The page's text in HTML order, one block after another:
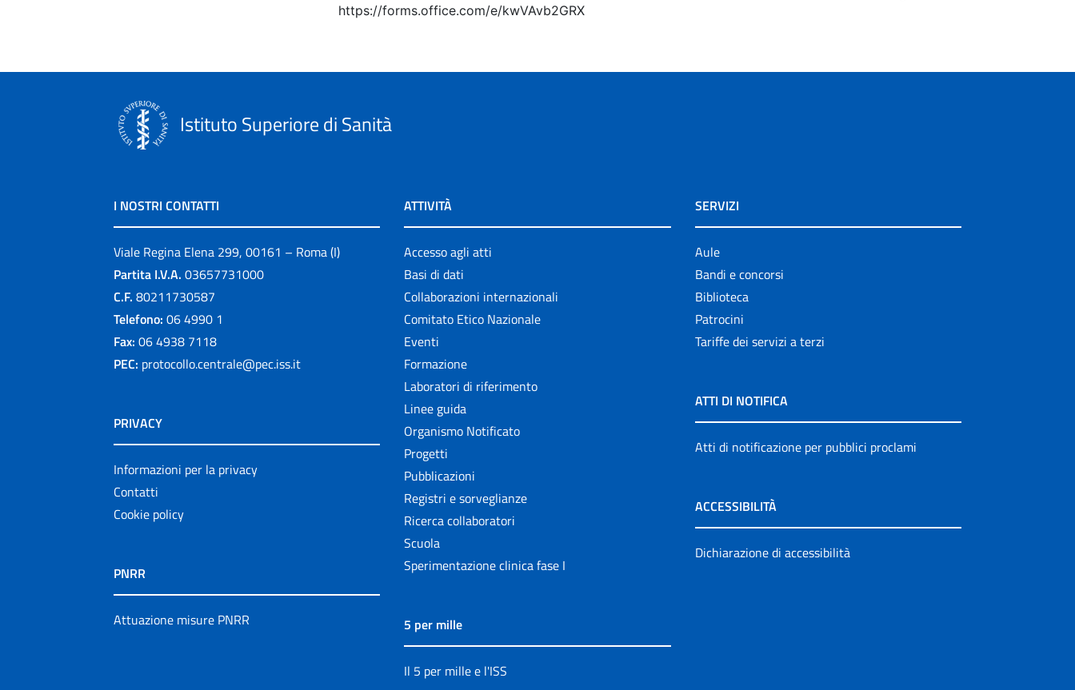
https://forms.office.com/e/kwVAvb2GRX
Istituto Superiore di Sanità
I NOSTRI CONTATTI
Viale Regina Elena 299, 00161 – Roma (I)
Partita I.V.A. 03657731000
C.F. 80211730587
Telefono: 06 4990 1
Fax: 06 4938 7118
PEC: protocollo.centrale@pec.iss.it
PRIVACY
Informazioni per la privacy
Contatti
Cookie policy
PNRR
Attuazione misure PNRR
ATTIVITÀ
Accesso agli atti
Basi di dati
Collaborazioni internazionali
Comitato Etico Nazionale
Eventi
Formazione
Laboratori di riferimento
Linee guida
Organismo Notificato
Progetti
Pubblicazioni
Registri e sorveglianze
Ricerca collaboratori
Scuola
Sperimentazione clinica fase I
5 per mille
Il 5 per mille e l'ISS
SERVIZI
Aule
Bandi e concorsi
Biblioteca
Patrocini
Tariffe dei servizi a terzi
ATTI DI NOTIFICA
Atti di notificazione per pubblici proclami
ACCESSIBILITÀ
Dichiarazione di accessibilità